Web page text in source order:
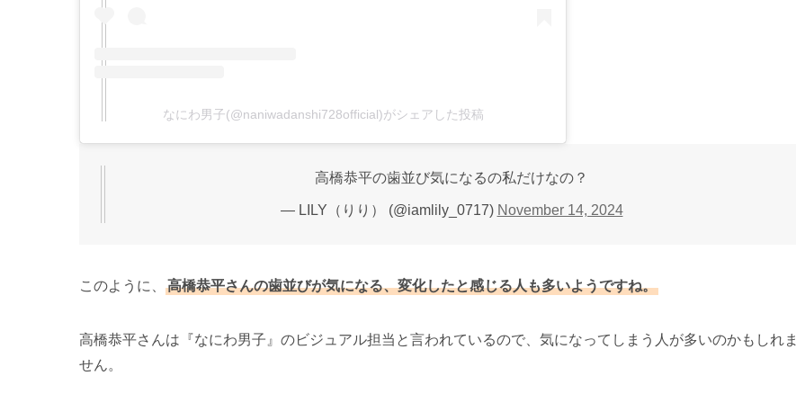
なにわ男子(@naniwadanshi728official)がシェアした投稿
高橋恭平の歯並び気になるの私だけなの？
— LILY（りり） (@iamlily_0717) November 14, 2024
このように、 高橋恭平さんの歯並びが気になる、変化したと感じる人も多いようですね。
高橋恭平さんは『なにわ男子』のビジュアル担当と言われているので、気になってしまう人が多いのかもしれま
せん。